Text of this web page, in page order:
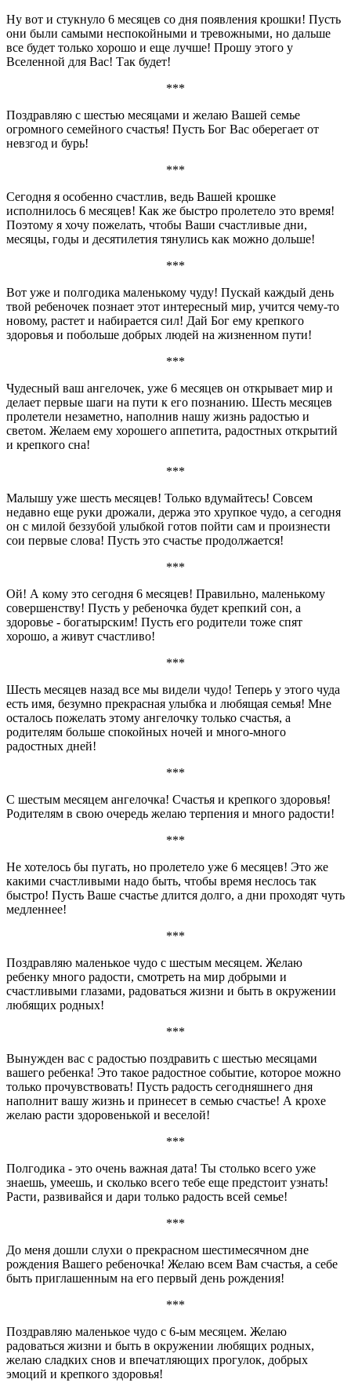
Ну вот и стукнуло 6 месяцев со дня появления крошки! Пусть
они были самыми неспокойными и тревожными, но дальше
все будет только хорошо и еще лучше! Прошу этого у
Вселенной для Вас! Так будет!
***
Поздравляю с шестью месяцами и желаю Вашей семье
огромного семейного счастья! Пусть Бог Вас оберегает от
невзгод и бурь!
***
Сегодня я особенно счастлив, ведь Вашей крошке
исполнилось 6 месяцев! Как же быстро пролетело это время!
Поэтому я хочу пожелать, чтобы Ваши счастливые дни,
месяцы, годы и десятилетия тянулись как можно дольше!
***
Вот уже и полгодика маленькому чуду! Пускай каждый день
твой ребеночек познает этот интересный мир, учится чему-то
новому, растет и набирается сил! Дай Бог ему крепкого
здоровья и побольше добрых людей на жизненном пути!
***
Чудесный ваш ангелочек, уже 6 месяцев он открывает мир и
делает первые шаги на пути к его познанию. Шесть месяцев
пролетели незаметно, наполнив нашу жизнь радостью и
светом. Желаем ему хорошего аппетита, радостных открытий
и крепкого сна!
***
Малышу уже шесть месяцев! Только вдумайтесь! Совсем
недавно еще руки дрожали, держа это хрупкое чудо, а сегодня
он с милой беззубой улыбкой готов пойти сам и произнести
сои первые слова! Пусть это счастье продолжается!
***
Ой! А кому это сегодня 6 месяцев! Правильно, маленькому
совершенству! Пусть у ребеночка будет крепкий сон, а
здоровье - богатырским! Пусть его родители тоже спят
хорошо, а живут счастливо!
***
Шесть месяцев назад все мы видели чудо! Теперь у этого чуда
есть имя, безумно прекрасная улыбка и любящая семья! Мне
осталось пожелать этому ангелочку только счастья, а
родителям больше спокойных ночей и много-много
радостных дней!
***
С шестым месяцем ангелочка! Счастья и крепкого здоровья!
Родителям в свою очередь желаю терпения и много радости!
***
Не хотелось бы пугать, но пролетело уже 6 месяцев! Это же
какими счастливыми надо быть, чтобы время неслось так
быстро! Пусть Ваше счастье длится долго, а дни проходят чуть
медленнее!
***
Поздравляю маленькое чудо с шестым месяцем. Желаю
ребенку много радости, смотреть на мир добрыми и
счастливыми глазами, радоваться жизни и быть в окружении
любящих родных!
***
Вынужден вас с радостью поздравить с шестью месяцами
вашего ребенка! Это такое радостное событие, которое можно
только прочувствовать! Пусть радость сегодняшнего дня
наполнит вашу жизнь и принесет в семью счастье! А крохе
желаю расти здоровенькой и веселой!
***
Полгодика - это очень важная дата! Ты столько всего уже
знаешь, умеешь, и сколько всего тебе еще предстоит узнать!
Расти, развивайся и дари только радость всей семье!
***
До меня дошли слухи о прекрасном шестимесячном дне
рождения Вашего ребеночка! Желаю всем Вам счастья, а себе
быть приглашенным на его первый день рождения!
***
Поздравляю маленькое чудо с 6-ым месяцем. Желаю
радоваться жизни и быть в окружении любящих родных,
желаю сладких снов и впечатляющих прогулок, добрых
эмоций и крепкого здоровья!